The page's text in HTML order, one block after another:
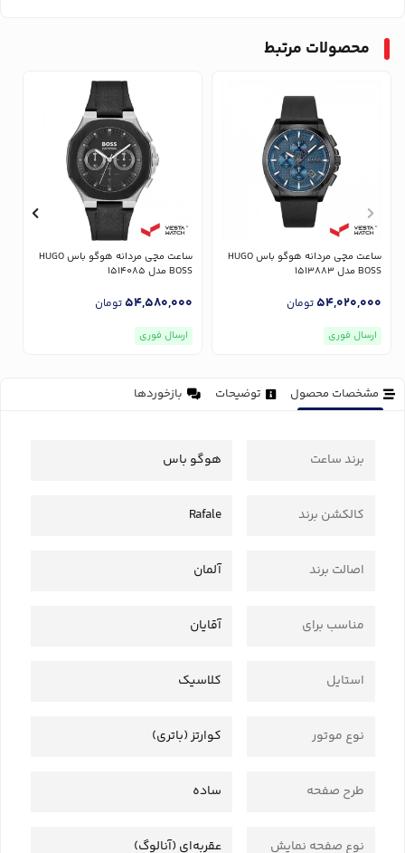
محصولات مرتبط
ساعت مچی مردانه هوگو باس HUGO
BOSS مدل 1513883
54,020,000تومان
ارسال فوری
ساعت مچی مردانه هوگو باس HUGO
BOSS مدل 1514085
54,580,000تومان
ارسال فوری
مشخصات محصول توضیحات بازخوردها
برند ساعت هوگو باس
کالکشن برند Rafale
اصالت برند آلمان
مناسب برای آقایان
استایل کلاسیک
نوع موتور کوارتز (باتری)
طرح صفحه ساده
نوع صفحه نمایش عقربه‌ای (آنالوگ)